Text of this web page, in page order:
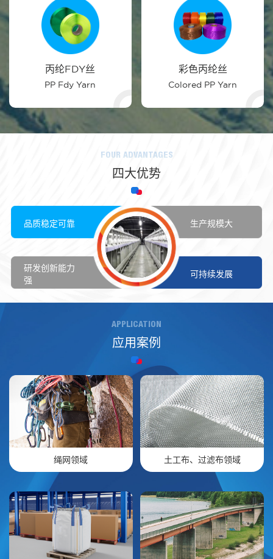
丙纶FDY丝
PP Fdy Yarn
彩色丙纶丝
Colored PP Yarn
FOUR ADVANTAGES
四大优势
品质稳定可靠 生产规模大
研发创新能力
强
可持续发展
APPLICATION
应用案例
绳网领域 土工布、过滤布领域